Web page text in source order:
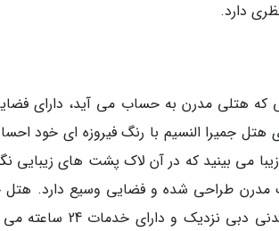
دارد.
که هتلی مدرن به حساب می آید، دارای
هتل جمیرا النسیم با رنگ فیروزه ای خود
می بینید که در آن لاک پشت های زیبایی
مدرن طراحی شده و فضایی وسیع دارد. هتل
بسیار خوبی دارد که